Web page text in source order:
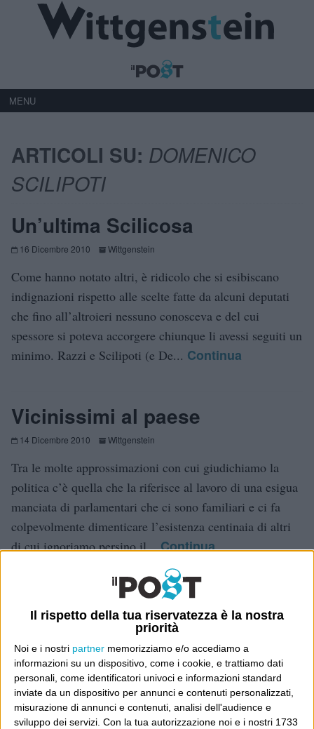
Il rispetto della tua riservatezza è la nostra
priorità
Noi e i nostri partner memorizziamo e/o accediamo a
informazioni su un dispositivo, come i cookie, e trattiamo dati
personali, come identificatori univoci e informazioni standard
inviate da un dispositivo per annunci e contenuti personalizzati,
misurazione di annunci e contenuti, analisi dell'audience e
sviluppo dei servizi. Con la tua autorizzazione noi e i nostri 1733
MENU
ARTICOLI SU: DOMENICO
SCILIPOTI
Un’ultima Scilicosa
16 Dicembre 2010 Wittgenstein
Come hanno notato altri, è ridicolo che si esibiscano
indignazioni rispetto alle scelte fatte da alcuni deputati
che fino all’altroieri nessuno conosceva e del cui
spessore si poteva accorgere chiunque li avessi seguiti un
minimo. Razzi e Scilipoti (e De... Continua
Vicinissimi al paese
14 Dicembre 2010 Wittgenstein
Tra le molte approssimazioni con cui giudichiamo la
politica c’è quella che la riferisce al lavoro di una esigua
manciata di parlamentari che ci sono familiari e ci fa
colpevolmente dimenticare l’esistenza centinaia di altri
di cui ignoriamo persino il...Continua
E per i regali di Natale (del 2026!)